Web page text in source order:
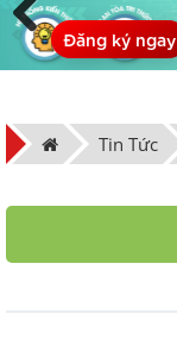
Đăng ký ngay
Previous
Tin Tức